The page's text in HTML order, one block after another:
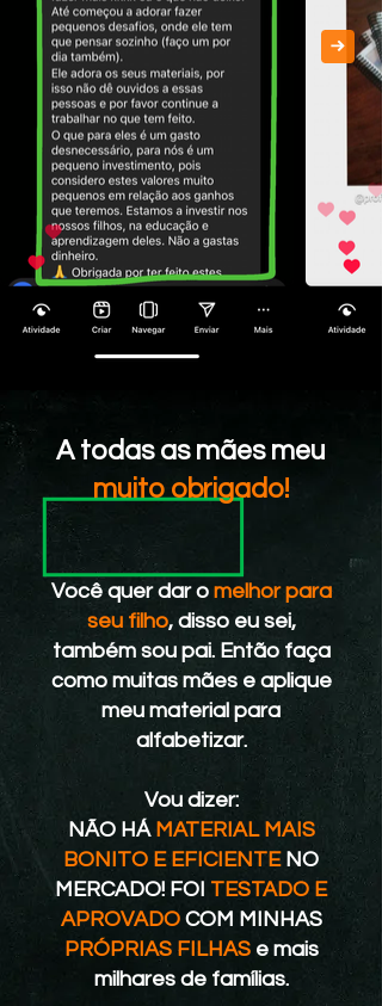
A todas as mães meu
muito obrigado!
Você quer dar o melhor para
seu filho, disso eu sei,
também sou pai. Então faça
como muitas mães e aplique
meu material para
alfabetizar.
Vou dizer:
NÃO HÁ MATERIAL MAIS
BONITO E EFICIENTENO
MERCADO! FOI TESTADO E
APROVADOCOM MINHAS
PRÓPRIAS FILHAS e mais
milhares de famílias.